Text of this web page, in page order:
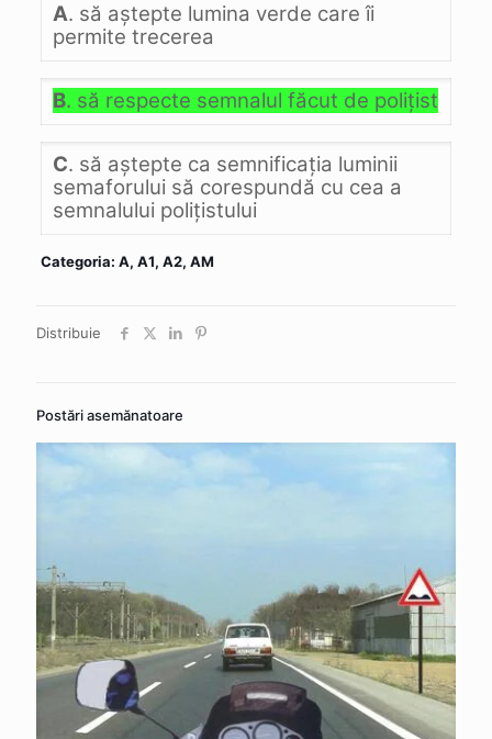
A. să aştepte lumina verde care îi
permite trecerea
B. să respecte semnalul făcut de poliţist
C. să aştepte ca semnificaţia luminii
semaforului să corespundă cu cea a
semnalului poliţistului
Categoria: A, A1, A2, AM
Distribuie
Postări asemănatoare